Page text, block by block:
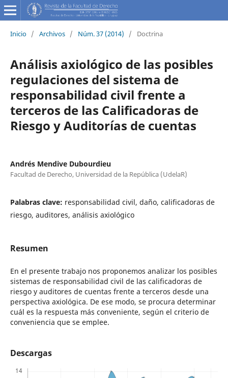
Inicio / Archivos / Núm. 37 (2014) / Doctrina
Análisis axiológico de las posibles
regulaciones del sistema de
responsabilidad civil frente a
terceros de las Calificadoras de
Riesgo y Auditorías de cuentas
Andrés Mendive Dubourdieu
Facultad de Derecho, Universidad de la República (UdelaR)
Palabras clave: responsabilidad civil, daño, calificadoras de
riesgo, auditores, análisis axiológico
Resumen
En el presente trabajo nos proponemos analizar los posibles
sistemas de responsabilidad civil de las calificadoras de
riesgo y auditores de cuentas frente a terceros desde una
perspectiva axiológica. De ese modo, se procura determinar
cuál es la respuesta más conveniente, según el criterio de
conveniencia que se emplee.
Descargas